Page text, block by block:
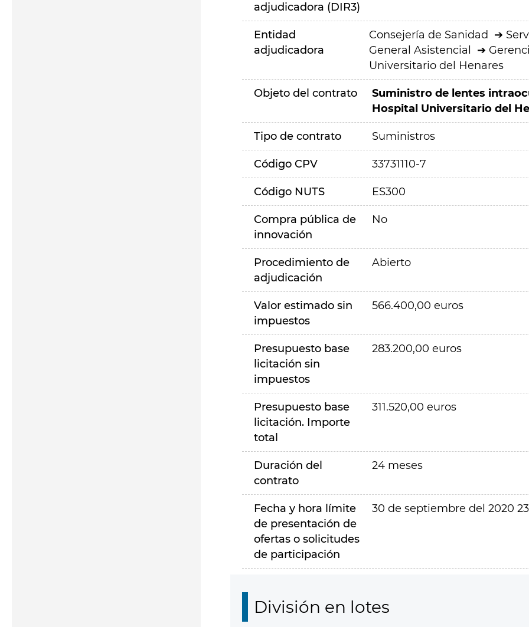
adjudicadora (DIR3)
Entidad
adjudicadora
Consejería de Sanidad
General Asistencial
Universitario del Henares
Objeto del contrato
Suministro de lentes
Hospital Universitario del
Tipo de contrato Suministros
Código CPV 33731110-7
Código NUTS ES300
Compra pública de
innovación
No
Procedimiento de
adjudicación
Abierto
Valor estimado sin
impuestos
566.400,00 euros
Presupuesto base
licitación sin
impuestos
283.200,00 euros
Presupuesto base
licitación. Importe
total
311.520,00 euros
Duración del
contrato
24 meses
Fecha y hora límite
de presentación de
ofertas o solicitudes
de participación
30 de septiembre del 2020
División en lotes